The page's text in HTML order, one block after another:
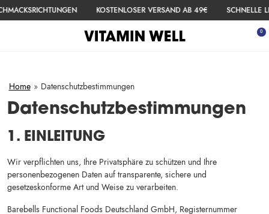
ZUM INHALT SPRINGENKOSTENLOSER VERSAND AB 49€ SCHNELLE
0
Home » Datenschutzbestimmungen
Datenschutzbestimmungen
1. EINLEITUNG
Wir verpflichten uns, Ihre Privatsphäre zu schützen und Ihre
personenbezogenen Daten auf transparente, sichere und
gesetzeskonforme Art und Weise zu verarbeiten.
Barebells Functional Foods Deutschland GmbH, Registernummer
ausblenden